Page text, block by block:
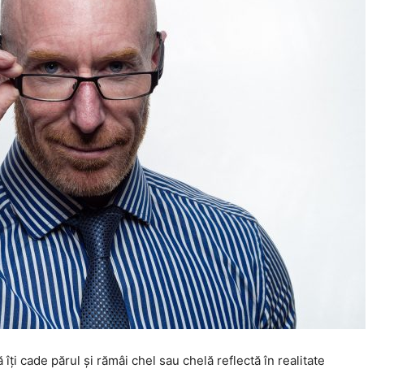
cade părul și rămâi chel sau chelă reflectă în realitate